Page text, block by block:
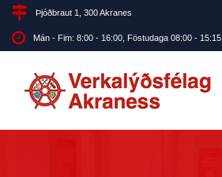
Þjóðbraut 1, 300 Akranes
Mán - Fim: 8:00 - 16:00, Föstudaga 08:00 - 15:15